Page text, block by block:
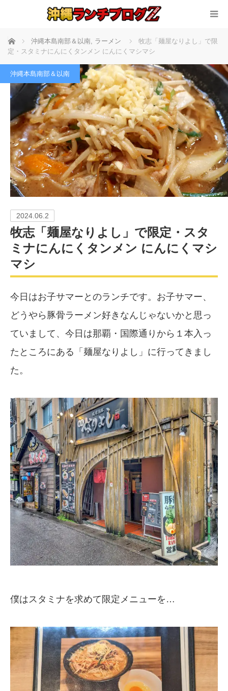
ホーム 沖縄本島南部＆以南, ラーメン
牧志「麺屋なりよし」で限
定・スタミナにんにくタンメン にんにくマシマシ
沖縄本島南部＆以南
2024.06.2
牧志「麺屋なりよし」で限定・スタ
ミナにんにくタンメン にんにくマシ
マシ
今日はお子サマーとのランチです。お子サマー、
どうやら豚骨ラーメン好きなんじゃないかと思っ
ていまして、今日は那覇・国際通りから１本入っ
たところにある「麺屋なりよし」に行ってきまし
た。
僕はスタミナを求めて限定メニューを…